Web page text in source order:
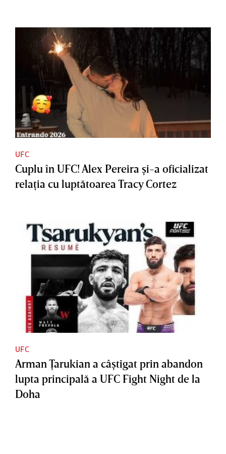
UFC
Cuplu în UFC! Alex Pereira şi-a oficializat
relaţia cu luptătoarea Tracy Cortez
UFC
Arman Ţarukian a câştigat prin abandon
lupta principală a UFC Fight Night de la
Doha